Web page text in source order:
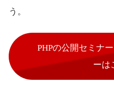
う。
PHPの公開セミナ
ーは